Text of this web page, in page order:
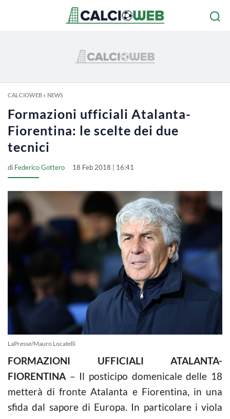
CALCIOWEB» NEWS
Formazioni ufficiali Atalanta-
Fiorentina: le scelte dei due
tecnici
di Federico Gottero 18 Feb 2018 | 16:41
LaPresse/Mauro Locatelli
FORMAZIONI UFFICIALI ATALANTA-
FIORENTINA – Il posticipo domenicale delle 18
metterà di fronte Atalanta e Fiorentina, in una
sfida dal sapore di Europa. In particolare i viola